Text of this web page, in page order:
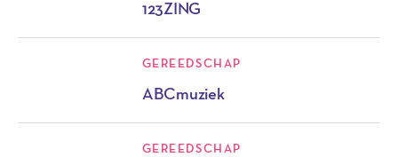
123ZING
GEREEDSCHAP
ABCmuziek
GEREEDSCHAP